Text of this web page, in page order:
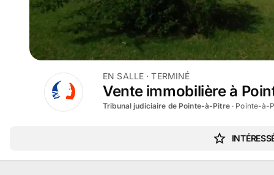
EN SALLE · TERMINÉ
Vente immobilière à
Tribunal judiciaire de Pointe-à-Pitre· Pointe-à-